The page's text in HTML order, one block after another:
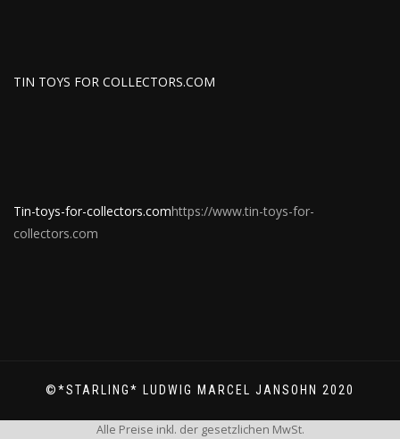
TIN TOYS FOR COLLECTORS.COM
Tin-toys-for-collectors.comhttps://www.tin-toys-for-
collectors.com
©*STARLING* LUDWIG MARCEL JANSOHN 2020
Alle Preise inkl. der gesetzlichen MwSt.